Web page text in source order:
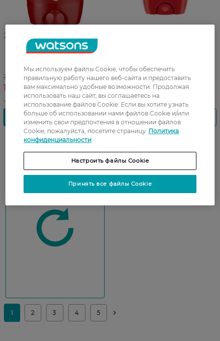
27 07 - 23 08
Дезодорант-стик Old Spice
Bearglove 50 мл
139,99 ГРН
114,99 ГРН
Captain твердый 50 мл
139,99 ГРН
114,99 ГРН
Показати ще
Мы используем файлы Cookie, чтобы обеспечить
правильную работу нашего веб-сайта и предоставить
вам максимально удобные возможности. Продолжая
использовать наш сайт, вы соглашаетесь на
использование файлов Cookie. Если вы хотите узнать
больше об использовании нами файлов Cookie и/или
изменить свои предпочтения в отношении файлов
Cookie, пожалуйста, посетите страницу Политика
конфиденциальности
Настроить файлы Cookie
Принять все файлы Cookie